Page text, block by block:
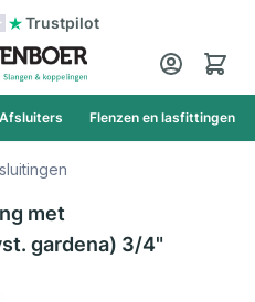
Trustpilot
Cart
Afsluiters Flenzen en lasfittingen
met
gardena) 3/4"